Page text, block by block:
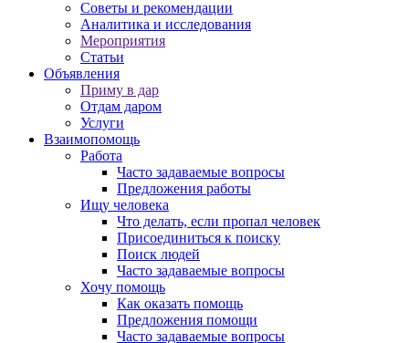
Советы и рекомендации
Аналитика и исследования
Мероприятия
Статьи
Объявления
Приму в дар
Отдам даром
Услуги
Взаимопомощь
Работа
Часто задаваемые вопросы
Предложения работы
Ищу человека
Что делать, если пропал человек
Присоединиться к поиску
Поиск людей
Часто задаваемые вопросы
Хочу помощь
Как оказать помощь
Предложения помощи
Часто задаваемые вопросы